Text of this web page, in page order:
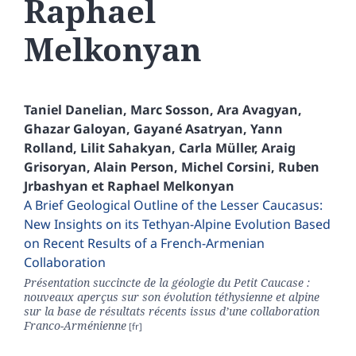
Raphael
Melkonyan
Taniel Danelian, MarcSosson, Ara Avagyan,
Ghazar Galoyan, GayanéAsatryan, Yann
Rolland, LilitSahakyan, Carla Müller, Araig
Grisoryan, Alain Person, Michel Corsini, Ruben
Jrbashyan et Raphael Melkonyan
A Brief Geological Outline of the Lesser Caucasus:
New Insights on its Tethyan-Alpine Evolution Based
on Recent Results of a French-Armenian
Collaboration
Présentation succincte de la géologie du Petit Caucase :
nouveaux aperçus sur son évolution téthysienne et alpine
sur la base de résultats récents issus d’une collaboration
Franco-Arménienne